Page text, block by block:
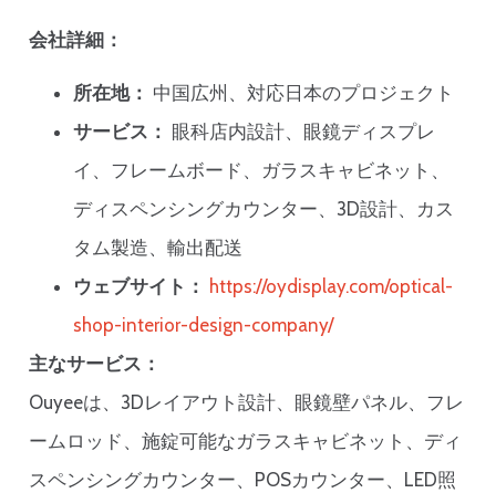
会社詳細：
所在地： 中国広州、対応日本のプロジェクト
サービス： 眼科店内設計、眼鏡ディスプレ
イ、フレームボード、ガラスキャビネット、
ディスペンシングカウンター、3D設計、カス
タム製造、輸出配送
ウェブサイト： https://oydisplay.com/optical-
shop-interior-design-company/
主なサービス：
Ouyeeは、3Dレイアウト設計、眼鏡壁パネル、フレ
ームロッド、施錠可能なガラスキャビネット、ディ
スペンシングカウンター、POSカウンター、LED照